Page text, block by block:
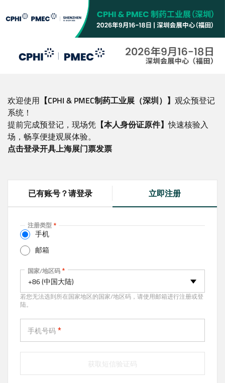
转
欢迎使用 【CPHI & PMEC制药工业展（深圳）】 观众预登记
系统！
提前完成预登记，现场凭 【本人身份证原件】快速核验入
场，畅享便捷观展体验。
点击登录开具上海展门票发票
已有账号？请登录 立即注册
(
a
b
注册类型
手机
邮箱
手机
国家/地区码
+86 (中国大陆)
若您无法选到所在国家地区的国家/地区码，请使用邮箱进行注册或登
陆。
手机号码
获取短信验证码